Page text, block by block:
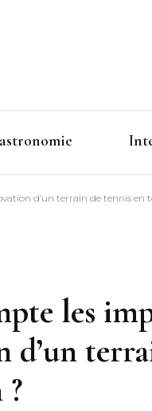
d’un terrain de tennis en
les
d’un